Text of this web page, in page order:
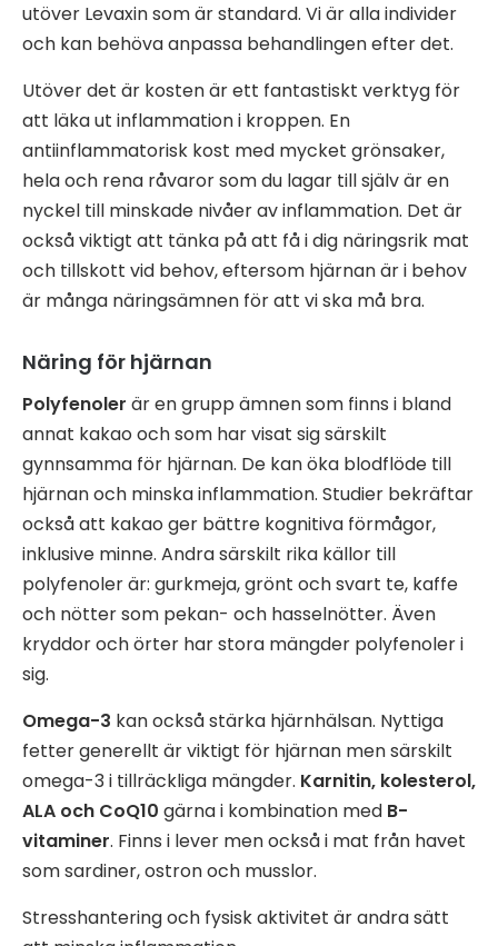
utöver Levaxin som är standard. Vi är alla individer
och kan behöva anpassa behandlingen efter det.
Utöver det är kosten är ett fantastiskt verktyg för
att läka ut inflammation i kroppen. En
antiinflammatorisk kost med mycket grönsaker,
hela och rena råvaror som du lagar till själv är en
nyckel till minskade nivåer av inflammation. Det är
också viktigt att tänka på att få i dig näringsrik mat
och tillskott vid behov, eftersom hjärnan är i behov
är många näringsämnen för att vi ska må bra.
Näring för hjärnan
Polyfenoler är en grupp ämnen som finns i bland
annat kakao och som har visat sig särskilt
gynnsamma för hjärnan. De kan öka blodflöde till
hjärnan och minska inflammation. Studier bekräftar
också att kakao ger bättre kognitiva förmågor,
inklusive minne. Andra särskilt rika källor till
polyfenoler är: gurkmeja, grönt och svart te, kaffe
och nötter som pekan- och hasselnötter. Även
kryddor och örter har stora mängder polyfenoler i
sig.
Omega-3 kan också stärka hjärnhälsan. Nyttiga
fetter generellt är viktigt för hjärnan men särskilt
omega-3 i tillräckliga mängder. Karnitin, kolesterol,
ALA och CoQ10 gärna i kombination med B-
vitaminer. Finns i lever men också i mat från havet
som sardiner, ostron och musslor.
Stresshantering och fysisk aktivitet är andra sätt